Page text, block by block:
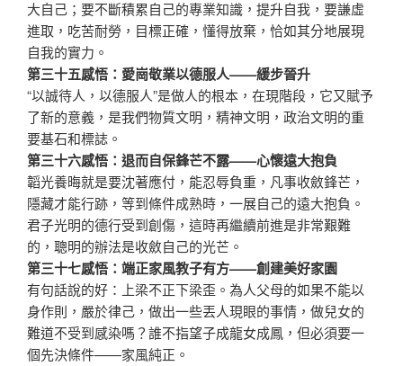
大自己；要不斷積累自己的專業知識，提升自我，要謙虛
進取，吃苦耐勞，目標正確，懂得放棄，恰如其分地展現
自我的實力。
第三十五感悟：愛崗敬業以德服人——緩步晉升
“以誠待人，以德服人”是做人的根本，在現階段，它又賦予
了新的意義，是我們物質文明，精神文明，政治文明的重
要基石和標誌。
第三十六感悟：退而自保鋒芒不露——心懷遠大抱負
韜光養晦就是要沈著應付，能忍辱負重，凡事收斂鋒芒，
隱藏才能行跡，等到條件成熟時，一展自己的遠大抱負。
君子光明的德行受到創傷，這時再繼續前進是非常艱難
的，聰明的辦法是收斂自己的光芒。
第三十七感悟：端正家風教子有方——創建美好家園
有句話說的好：上梁不正下梁歪。為人父母的如果不能以
身作則，嚴於律己，做出一些丟人現眼的事情，做兒女的
難道不受到感染嗎？誰不指望子成龍女成鳳，但必須要一
個先決條件——家風純正。